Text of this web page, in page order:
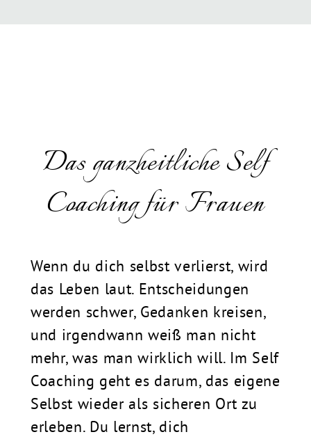
Das ganzheitliche Self
Coaching für Frauen
Wenn du dich selbst verlierst, wird
das Leben laut. Entscheidungen
werden schwer, Gedanken kreisen,
und irgendwann weiß man nicht
mehr, was man wirklich will. Im Self
Coaching geht es darum, das eigene
Selbst wieder als sicheren Ort zu
erleben. Du lernst, dich